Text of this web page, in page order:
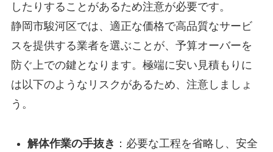
したりすることがあるため注意が必要です。
静岡市駿河区では、適正な価格で高品質なサービ
スを提供する業者を選ぶことが、予算オーバーを
防ぐ上での鍵となります。極端に安い見積もりに
は以下のようなリスクがあるため、注意しましょ
う。
解体作業の手抜き ：必要な工程を省略し、安全